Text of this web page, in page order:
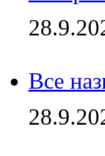
Все